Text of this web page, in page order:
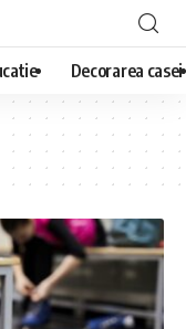
Decorarea casei